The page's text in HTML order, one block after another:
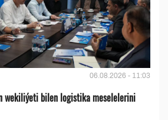
06.08.2026 - 11:03
wekiliýeti bilen logistika meselelerini